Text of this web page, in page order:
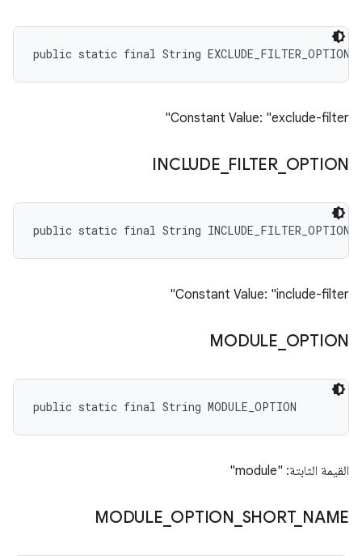
public static final String EXCLUDE_FILTER_OPTION
Constant Value: "exclude-filter"
INCLUDE FILTER_ OPTION
public static final String INCLUDE_FILTER_OPTION
Constant Value: "include-filter"
MODULE OPTION
public static final String MODULE_OPTION
القيمة الثابتة: "module"
MODULE OPTION SHORT_ NAME